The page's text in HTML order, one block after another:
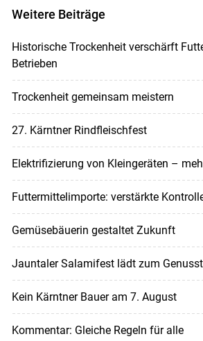
Weitere Beiträge
Historische Trockenheit verschärft
Betrieben
Trockenheit gemeinsam meistern
27. Kärntner Rindfleischfest
Elektrifizierung von Kleingeräten –
Futtermittelimporte: verstärkte
Gemüsebäuerin gestaltet Zukunft
Jauntaler Salamifest lädt zum
Kein Kärntner Bauer am 7. August
Kommentar: Gleiche Regeln für alle